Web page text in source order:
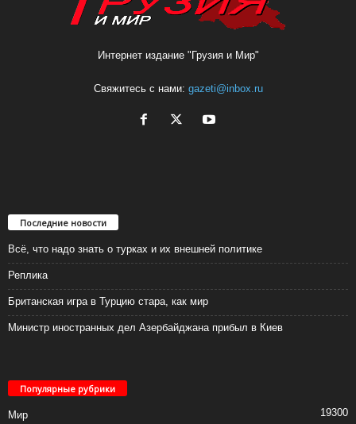
Интернет издание "Грузия и Мир"
Свяжитесь с нами: gazeti@inbox.ru
Последние новости
Всё, что надо знать о турках и их внешней политике
Реплика
Британская игра в Турцию стара, как мир
Министр иностранных дел Азербайджана прибыл в Киев
Популярные рубрики
Мир 19300